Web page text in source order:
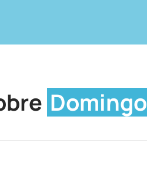
Domingo